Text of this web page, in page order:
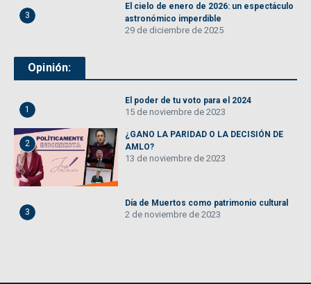
3
El cielo de enero de 2026: un espectáculo
astronómico imperdible
29 de diciembre de 2025
Opinión:
1
El poder de tu voto para el 2024
15 de noviembre de 2023
2
¿GANO LA PARIDAD O LA DECISIÓN DE
AMLO?
13 de noviembre de 2023
3
Día de Muertos como patrimonio cultural
2 de noviembre de 2023